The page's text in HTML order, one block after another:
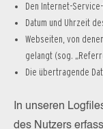
Den Internet-
Datum und Uhrzeit
Webseiten, von
gelangt (sog.
Die übertragende
In unseren
des Nutzers